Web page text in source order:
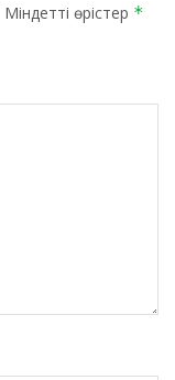
Міндетті өрістер *